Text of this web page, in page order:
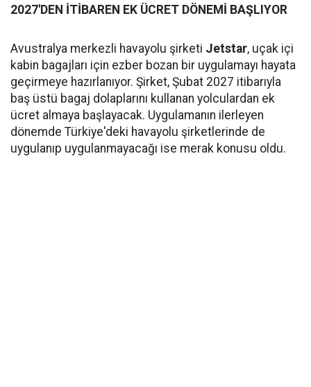
2027'DEN İTİBAREN EK ÜCRET DÖNEMİ BAŞLIYOR
Avustralya merkezli havayolu şirketi Jetstar, uçak içi
kabin bagajları için ezber bozan bir uygulamayı hayata
geçirmeye hazırlanıyor. Şirket, Şubat 2027 itibarıyla
baş üstü bagaj dolaplarını kullanan yolculardan ek
ücret almaya başlayacak. Uygulamanın ilerleyen
dönemde Türkiye'deki havayolu şirketlerinde de
uygulanıp uygulanmayacağı ise merak konusu oldu.